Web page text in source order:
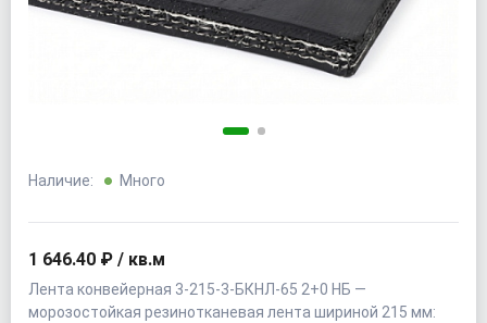
Наличие: Много
1 646.40 ₽ / кв.м
Лента конвейерная 3-215-3-БКНЛ-65 2+0 НБ —
морозостойкая резинотканевая лента шириной 215 мм: